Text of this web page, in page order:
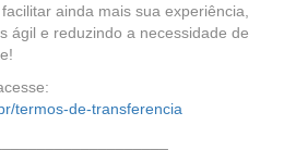
ainda mais sua experiência,
ágil e reduzindo a necessidade de
termos-de-transferencia